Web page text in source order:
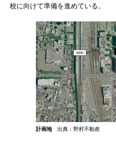
校に向けて準備を進めている。
計画地出典：野村不動産